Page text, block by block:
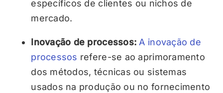
específicos de clientes ou nichos de
mercado.
Inovação de processos: A inovação de
processos refere-se ao aprimoramento
dos métodos, técnicas ou sistemas
usados na produção ou no fornecimento